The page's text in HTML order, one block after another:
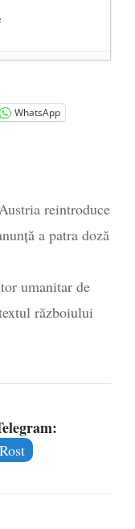
din Iași
WhatsApp
reintroduce
a patra doză
umanitar de
războiului